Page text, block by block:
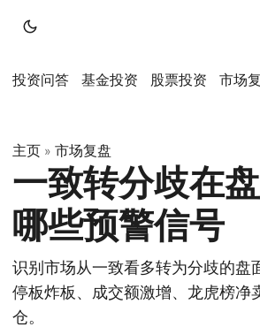
投资问答 基金投资 股票投资 市场
主页 » 市场复盘
一致转分歧在
哪些预警信号
识别市场从一致看多转为分歧的盘
停板炸板、成交额激增、龙虎榜净
仓。